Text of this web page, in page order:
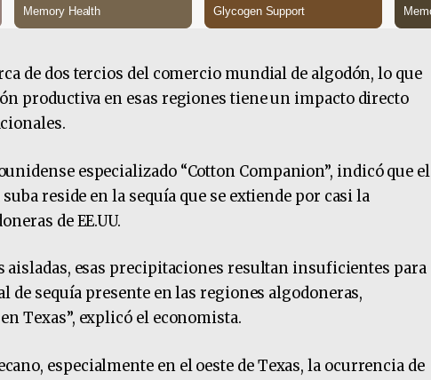
de dos tercios del comercio mundial de algodón, lo que
productiva en esas regiones tiene un impacto directo
especializado “Cotton Companion”, indicó que el
reside en la sequía que se extiende por casi la
de EE.UU.
aisladas, esas precipitaciones resultan insuficientes para
sequía presente en las regiones algodoneras,
Texas”, explicó el economista.
especialmente en el oeste de Texas, la ocurrencia de